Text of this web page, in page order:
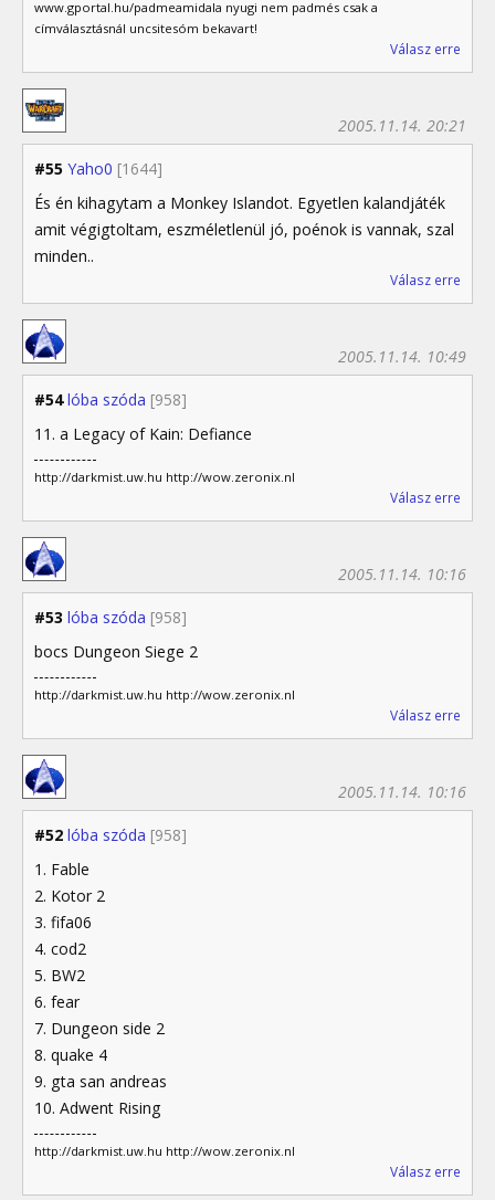
www.gportal.hu/padmeamidala nyugi nem padmés csak a
címválasztásnál uncsitesóm bekavart!
Válasz erre
#55 Yaho0 [1644]
2005.11.14. 20:21
És én kihagytam a Monkey Islandot. Egyetlen kalandjáték
amit végigtoltam, eszméletlenül jó, poénok is vannak, szal
minden..
Válasz erre
#54 lóba szóda [958]
2005.11.14. 10:49
11. a Legacy of Kain: Defiance
http://darkmist.uw.hu http://wow.zeronix.nl
Válasz erre
#53 lóba szóda [958]
2005.11.14. 10:16
bocs Dungeon Siege 2
http://darkmist.uw.hu http://wow.zeronix.nl
Válasz erre
#52 lóba szóda [958]
2005.11.14. 10:16
1. Fable
2. Kotor 2
3. fifa06
4. cod2
5. BW2
6. fear
7. Dungeon side 2
8. quake 4
9. gta san andreas
10. Adwent Rising
http://darkmist.uw.hu http://wow.zeronix.nl
Válasz erre